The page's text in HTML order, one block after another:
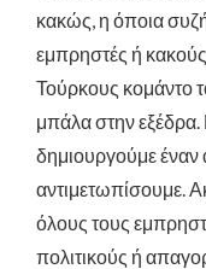
κακώς, η όποια
εμπρηστές ή
Τούρκους κομάντο
μπάλα στην εξέδρα.
δημιουργούμε
αντιμετωπίσουμε.
όλους τους
πολιτικούς ή